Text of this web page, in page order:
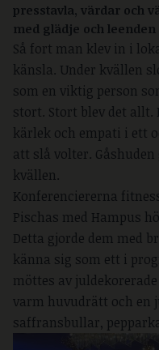
presstavla, värdar och
med glädje och
Så fort man klev in i
känsla. Under kvällen
som en viktig person
stort. Stort blev det
kärlek och empati i ett
att slå volter.
kvällen.
Konferenciererna
Pischas med Hampus
Detta gjorde dem med
känna sig som ett i
möttes av
varm huvudrätt och en
saffransbullar,